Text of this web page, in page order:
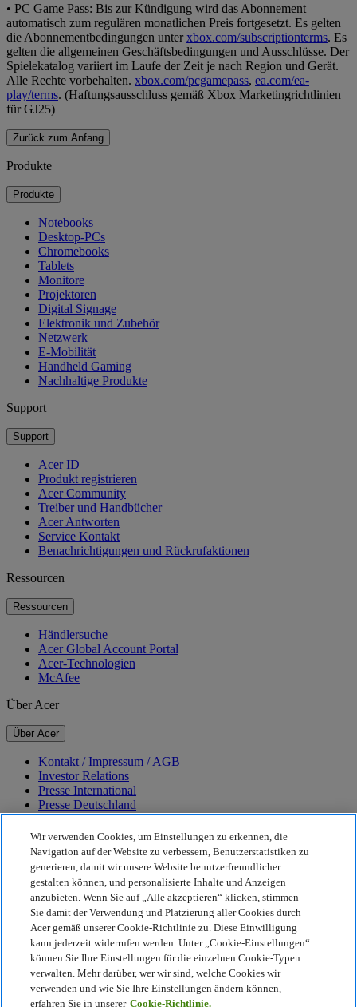
• PC Game Pass: Bis zur Kündigung wird das Abonnement
automatisch zum regulären monatlichen Preis fortgesetzt. Es gelten
die Abonnementbedingungen unterxbox.com/subscriptionterms. Es
gelten die allgemeinen Geschäftsbedingungen und Ausschlüsse. Der
Spielekatalog variiert im Laufe der Zeit je nach Region und Gerät.
Alle Rechte vorbehalten. xbox.com/pcgamepass, ea.com/ea-
play/terms. (Haftungsausschluss gemäß Xbox Marketingrichtlinien
für GJ25)
Zurück zum Anfang
Produkte
Produkte
Notebooks
Desktop-PCs
Chromebooks
Tablets
Monitore
Projektoren
Digital Signage
Elektronik und Zubehör
Netzwerk
E-Mobilität
Handheld Gaming
Nachhaltige Produkte
Support
Support
Acer ID
Produkt registrieren
Acer Community
Treiber und Handbücher
Acer Antworten
Service Kontakt
Benachrichtigungen und Rückrufaktionen
Ressourcen
Ressourcen
Händlersuche
Acer Global Account Portal
Acer-Technologien
McAfee
Über Acer
Über Acer
Kontakt / Impressum / AGB
Investor Relations
Presse International
Presse Deutschland
Auszeichnungen
Veranstaltungen
Nachhaltigkeit
Nachhaltigkeit
Corporate Social Responsibility
CO2-Bilanz unserer Produkte
Project Humanity
Earthion
Datenschutzrichtlinie
Cookie-Richtlinie
Wir verwenden Cookies, um Einstellungen zu erkennen, die
Navigation auf der Website zu verbessern, Benutzerstatistiken zu
generieren, damit wir unsere Website benutzerfreundlicher
gestalten können, und personalisierte Inhalte und Anzeigen
anzubieten. Wenn Sie auf „Alle akzeptieren“ klicken, stimmen
Sie damit der Verwendung und Platzierung aller Cookies durch
Acer gemäß unserer Cookie-Richtlinie zu. Diese Einwilligung
kann jederzeit widerrufen werden. Unter „Cookie-Einstellungen“
können Sie Ihre Einstellungen für die einzelnen Cookie-Typen
verwalten. Mehr darüber, wer wir sind, welche Cookies wir
verwenden und wie Sie Ihre Einstellungen ändern können,
erfahren Sie in unserer Cookie-Richtlinie.